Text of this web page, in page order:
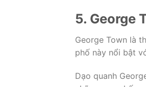
5. George
George Town là
phố này nổi bật
Dạo quanh